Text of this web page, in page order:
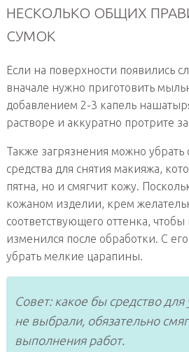
НЕСКОЛЬКО ОБЩИХ
СУМОК
Если на поверхности появились
вначале нужно приготовить
добавлением 2-3 капель
растворе и аккуратно протрите
Также загрязнения можно
средства для снятия макияжа,
пятна, но и смягчит кожу.
кожаном изделии, крем
соответствующего оттенка,
изменился после обработки. С
убрать мелкие царапины.
Совет: какое бы средство
не выбрали, обязательно
выполнения работ.